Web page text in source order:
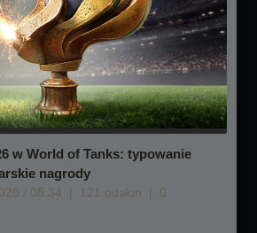
w World of Tanks: typowanie
nagrody
/ 08:34 | 121 odsłon |
0